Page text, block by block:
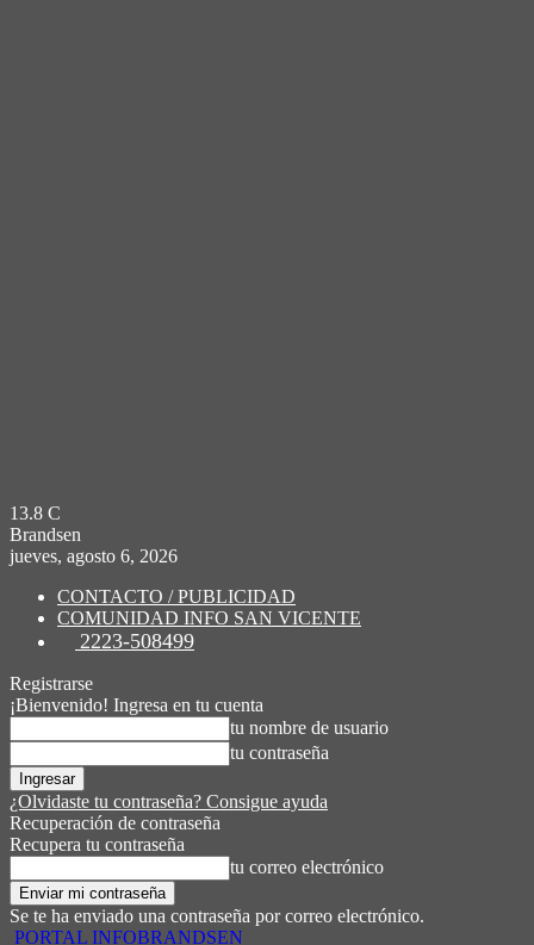
13.8 C
Brandsen
jueves, agosto 6, 2026
CONTACTO / PUBLICIDAD
COMUNIDAD INFO SAN VICENTE
2223-508499
Registrarse
¡Bienvenido! Ingresa en tu cuenta
tu nombre de usuario
tu contraseña
¿Olvidaste tu contraseña? Consigue ayuda
Recuperación de contraseña
Recupera tu contraseña
tu correo electrónico
Se te ha enviado una contraseña por correo electrónico.
PORTAL INFOBRANDSEN